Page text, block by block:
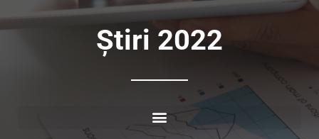
Știri 2022